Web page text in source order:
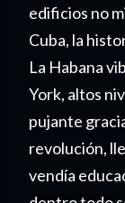
edificios no
Cuba, la
La Habana
York, altos
pujante
revolución,
vendía